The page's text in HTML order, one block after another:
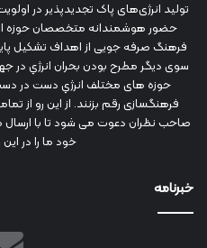
تولید انرژی‌های پاک تجدیدپذیر در
حضور هوشمندانه متخصصان حوزه
فرهنگ صرفه جویی از اهداف تشکیل
سوی دیگر مطرح بودن بحران انرژي در
حوزه های مختلف انرژي دست در
فرهنگسازی رقم بزنند. از این رو از
صاحب نظران دعوت می شود تا با ارسال
خود ما را در این
خبرنامه